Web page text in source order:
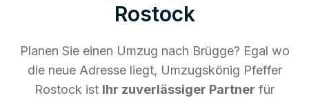
Rostock
Planen Sie einen Umzug nach Brügge? Egal wo
die neue Adresse liegt, Umzugskönig Pfeffer
Rostock ist Ihr zuverlässiger Partner für